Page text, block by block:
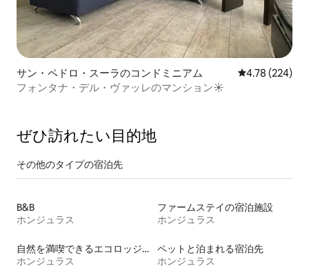
サン・ペドロ・スーラのコンドミニアム レビュー224
4.78 (224)
フォンタナ・デル・ヴァッレのマンション☀️
ぜひ訪⁠れ⁠た⁠い目⁠的⁠地
その他のタ⁠イ⁠プ⁠の宿⁠泊⁠先
B&B
ホンジュラス
ファームステイの宿泊施設
ホンジュラス
自然を満喫できるエコロッジの宿泊施設
ホンジュラス
ペットと泊まれる宿泊先
ホンジュラス